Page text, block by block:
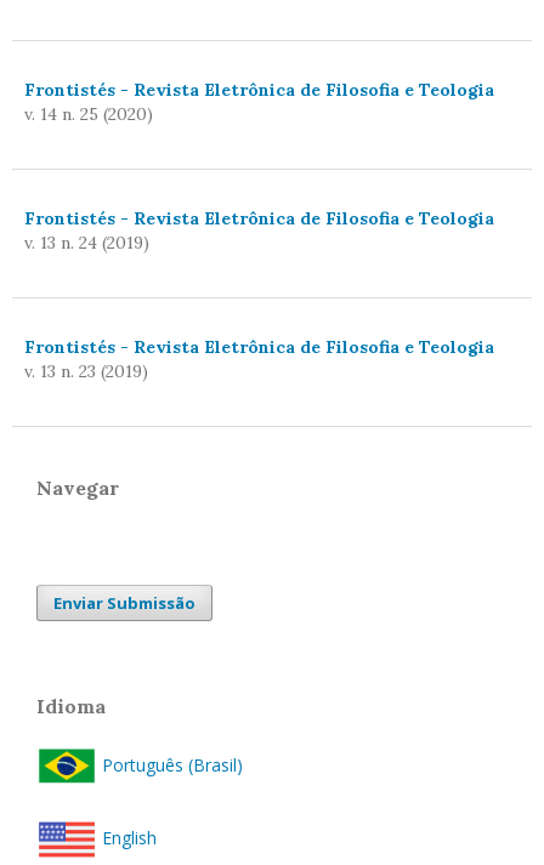
Frontistés - Revista Eletrônica de Filosofia e Teologia
v. 14 n. 25 (2020)
Frontistés - Revista Eletrônica de Filosofia e Teologia
v. 13 n. 24 (2019)
Frontistés - Revista Eletrônica de Filosofia e Teologia
v. 13 n. 23 (2019)
Navegar
Enviar Submissão
Idioma
Português (Brasil)
English